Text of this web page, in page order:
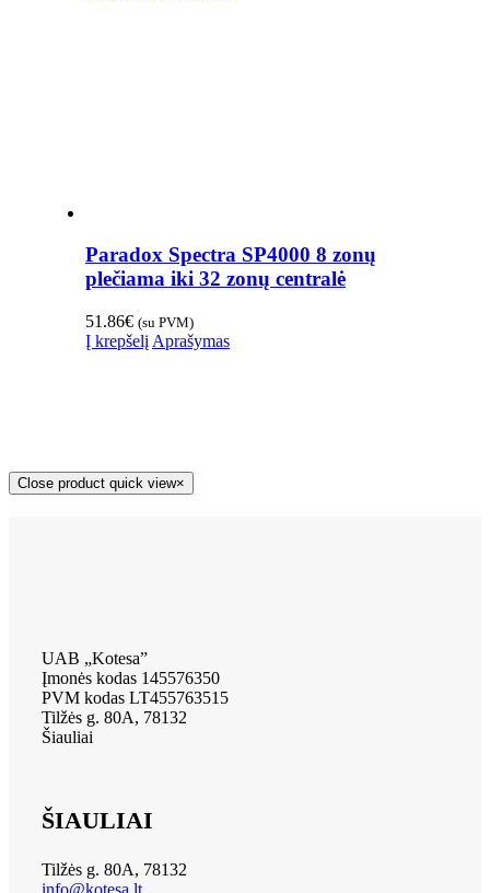
Paradox Spectra SP4000 8 zonų
plečiama iki 32 zonų centralė
51.86€ (su PVM)
Į krepšelį Aprašymas
Close product quick view×
UAB „Kotesa”
Įmonės kodas 145576350
PVM kodas LT455763515
Tilžės g. 80A, 78132
Šiauliai
ŠIAULIAI
Tilžės g. 80A, 78132
info@kotesa.lt